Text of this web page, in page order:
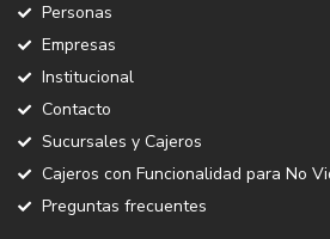
Personas
Empresas
Institucional
Contacto
Sucursales y Cajeros
Cajeros con Funcionalidad para No
Preguntas frecuentes